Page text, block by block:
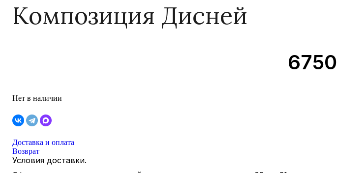
Композиция Дисней
6750
Нет в наличии
Доставка и оплата
Возврат
Условия доставки.